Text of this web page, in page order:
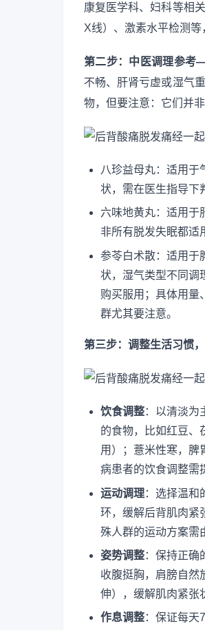
康复医学科、妇科等相
X线）、激素水平检测等
第二步：中医调理参考
不畅、肝肾亏虚或湿气
物，但要注意：它们并
八珍益母丸：适用于
状，需在医生指导下
六味地黄丸：适用于
非所有脱发失眠都适
参苓白术散：适用于
状，湿气类型不同调
购买服用；具体用量
群尤其要注意。
第三步：调整生活习惯
饮食调整：以清淡为
的食物，比如红豆、
用）；薏米性寒，脾
病患者的饮食调整需
运动调理：选择温和
环，缓解后背肌肉紧
殊人群的运动方案需
姿势调整：保持正
收腹挺胸，肩膀自然
伸），缓解肌肉紧张
作息调整：保证每天